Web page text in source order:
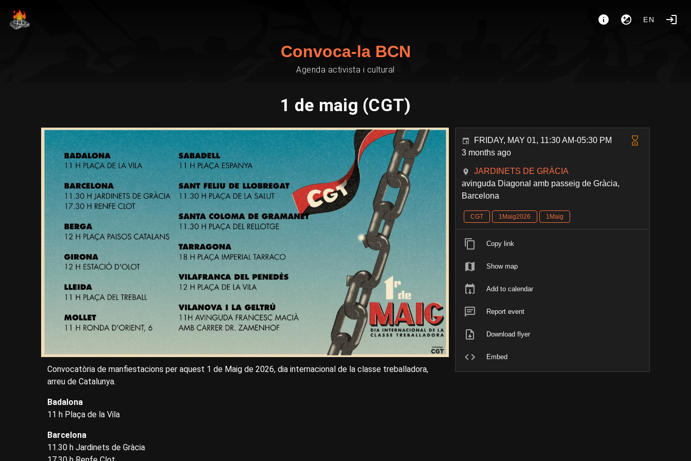
EN
Convoca-la BCN
Agenda activista i cultural
1 de maig (CGT)
Convocatòria de manfiestacions per aquest 1 de Maig de 2026, dia internacional de la classe treballadora,
arreu de Catalunya.
Badalona
11 h Plaça de la Vila
Barcelona
11.30 h Jardinets de Gràcia
FRIDAY, MAY 01, 11:30 AM-05:30 PM
3 months ago
JARDINETS DE GRÀCIA
avinguda Diagonal amb passeig de Gràcia,
Barcelona
CGT 1Maig2026 1Maig
Copy link
Show map
Add to calendar
Report event
Download flyer
Embed